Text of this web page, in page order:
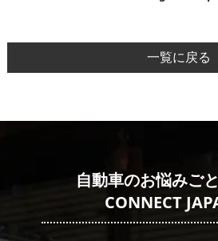
一覧に戻る
自動車のお悩みご
CONNECT